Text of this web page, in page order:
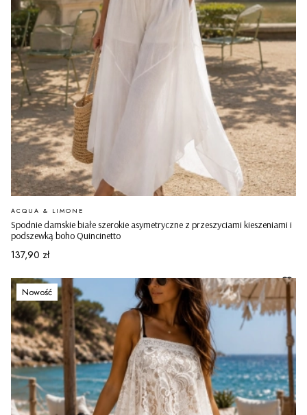
Spodnie damskie białe szerokie asymetryczne z przeszyciami kieszeniami i
podszewką boho Quincinetto
PRODUCENT
ACQUA & LIMONE
Cena
137,90 zł
Nowość